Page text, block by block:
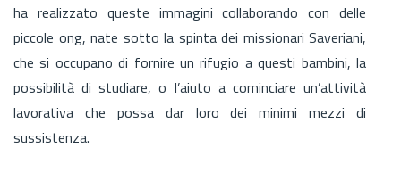
ha realizzato queste immagini collaborando con delle
piccole ong, nate sotto la spinta dei missionari Saveriani,
che si occupano di fornire un rifugio a questi bambini, la
possibilità di studiare, o l’aiuto a cominciare un’attività
lavorativa che possa dar loro dei minimi mezzi di
sussistenza.